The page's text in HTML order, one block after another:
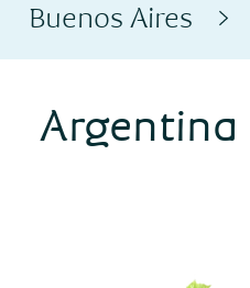
Buenos Aires
Argentina